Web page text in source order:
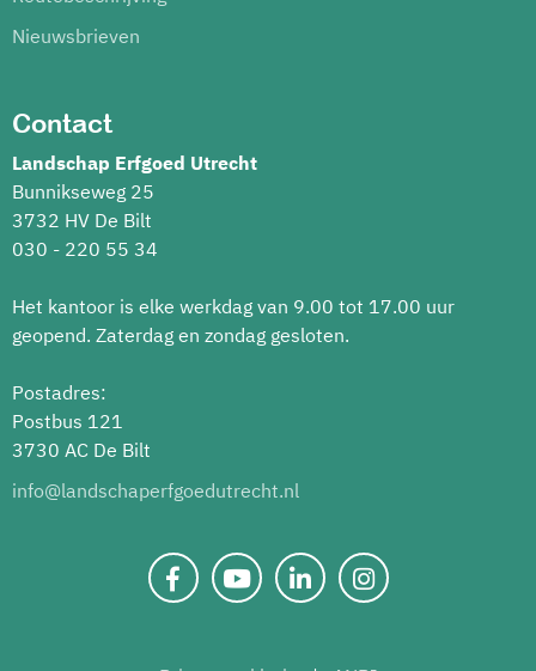
Nieuwsbrieven
Contact
Landschap Erfgoed Utrecht
Bunnikseweg 25
3732 HV De Bilt
030 - 220 55 34
Het kantoor is elke werkdag van 9.00 tot 17.00 uur
geopend. Zaterdag en zondag gesloten.
Postadres:
Postbus 121
3730 AC De Bilt
info@landschaperfgoedutrecht.nl